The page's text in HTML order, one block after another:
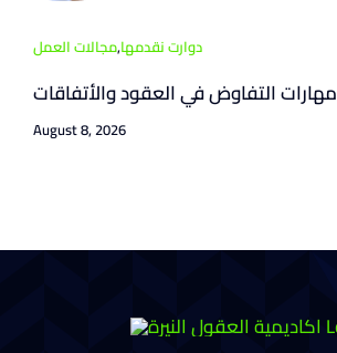
دوارت نقدمها,مجالات العمل
مهارات التفاوض في العقود والأتفاقات
August 8, 2026